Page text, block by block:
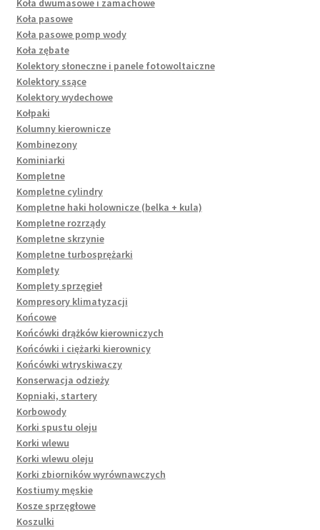
Koła dwumasowe i zamachowe
Koła pasowe
Koła pasowe pomp wody
Koła zębate
Kolektory słoneczne i panele fotowoltaiczne
Kolektory ssące
Kolektory wydechowe
Kołpaki
Kolumny kierownicze
Kombinezony
Kominiarki
Kompletne
Kompletne cylindry
Kompletne haki holownicze (belka + kula)
Kompletne rozrządy
Kompletne skrzynie
Kompletne turbosprężarki
Komplety
Komplety sprzęgieł
Kompresory klimatyzacji
Końcowe
Końcówki drążków kierowniczych
Końcówki i ciężarki kierownicy
Końcówki wtryskiwaczy
Konserwacja odzieży
Kopniaki, startery
Korbowody
Korki spustu oleju
Korki wlewu
Korki wlewu oleju
Korki zbiorników wyrównawczych
Kostiumy męskie
Kosze sprzęgłowe
Koszulki